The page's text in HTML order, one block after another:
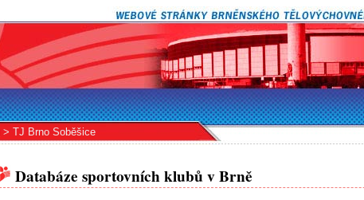
> TJ Brno Soběšice
Databáze sportovních klubů v Brně